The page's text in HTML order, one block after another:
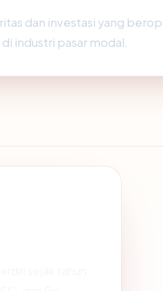
dan investasi yang
industri pasar modal.